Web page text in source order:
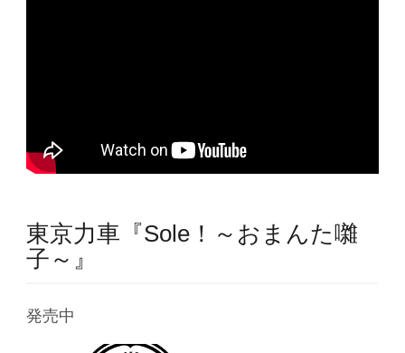
東京力車『Sole！～おまんた囃
子～』
発売中